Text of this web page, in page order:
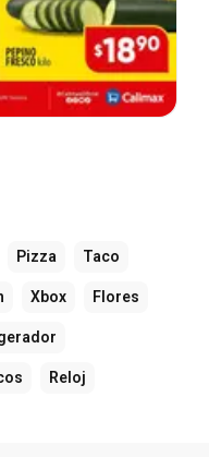
Pizza Taco
Xbox Flores
Reloj